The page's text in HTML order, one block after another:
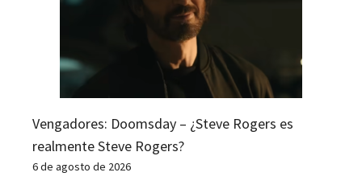
Vengadores: Doomsday – ¿Steve Rogers es
realmente Steve Rogers?
6 de agosto de 2026